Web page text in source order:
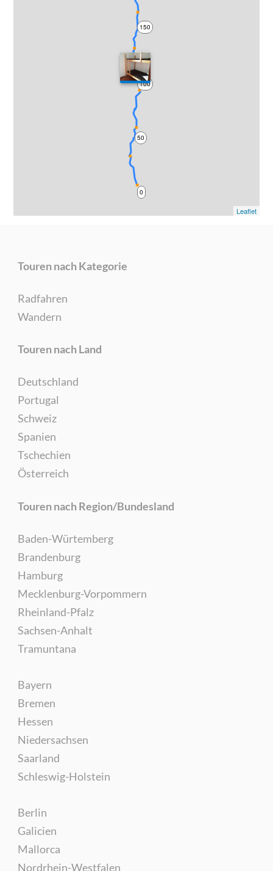
0
50
100
150
Leaflet
Touren nach Kategorie
Radfahren
Wandern
Touren nach Land
Deutschland
Portugal
Schweiz
Spanien
Tschechien
Österreich
Touren nach Region/Bundesland
Baden-Würtemberg
Brandenburg
Hamburg
Mecklenburg-Vorpommern
Rheinland-Pfalz
Sachsen-Anhalt
Tramuntana
Bayern
Bremen
Hessen
Niedersachsen
Saarland
Schleswig-Holstein
Berlin
Galicien
Mallorca
Nordrhein-Westfalen